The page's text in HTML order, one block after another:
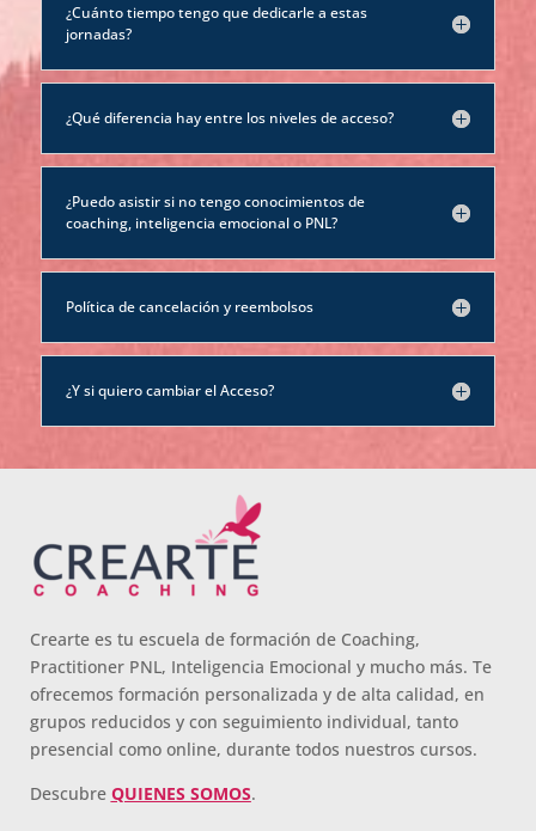
¿Cuánto tiempo tengo que dedicarle a estas
jornadas?
¿Qué diferencia hay entre los niveles de acceso?
¿Puedo asistir si no tengo conocimientos de
coaching, inteligencia emocional o PNL?
Política de cancelación y reembolsos
¿Y si quiero cambiar el Acceso?
Crearte es tu escuela de formación de Coaching,
Practitioner PNL, Inteligencia Emocional y mucho más. Te
ofrecemos formación personalizada y de alta calidad, en
grupos reducidos y con seguimiento individual, tanto
presencial como online, durante todos nuestros cursos.
Descubre QUIENES SOMOS.